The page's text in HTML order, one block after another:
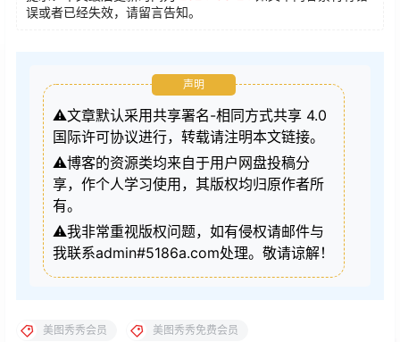
误或者已经失效，请留言告知。
声明
⚠️文章默认采用共享署名-相同方式共享 4.0
国际许可协议进行，转载请注明本文链接。
⚠️博客的资源类均来自于用户网盘投稿分
享，作个人学习使用，其版权均归原作者所
有。
⚠️我非常重视版权问题，如有侵权请邮件与
我联系admin#5186a.com处理。敬请谅解！
美图秀秀会员 美图秀秀免费会员